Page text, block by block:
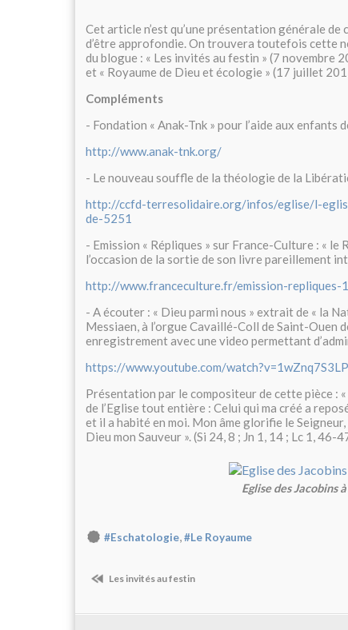
Cet article n’est qu’une présentation générale
d’être approfondie. On trouvera toutefois cette
du blogue : « Les invités au festin » (7 novembre
et « Royaume de Dieu et écologie » (17 juillet
Compléments
- Fondation « Anak-Tnk » pour l’aide aux enfants
http://www.anak-tnk.org/
- Le nouveau souffle de la théologie de la
http://ccfd-terresolidaire.org/infos/eglise/l-
de-5251
- Emission « Répliques » sur France-Culture : « le
l’occasion de la sortie de son livre pareillement
http://www.franceculture.fr/emission-
- A écouter : « Dieu parmi nous » extrait de « la
Messiaen, à l’orgue Cavaillé-Coll de Saint-Ouen
enregistrement avec une video permettant
https://www.youtube.com/
Présentation par le compositeur de cette pièce :
de l’Eglise tout entière : Celui qui ma créé a
et il a habité en moi. Mon âme glorifie le
Dieu mon Sauveur ». (Si 24, 8 ; Jn 1, 14 ; Lc 1, 46-
Eglise des Jacobins
#Eschatologie,#Le Royaume
Les invités au festin